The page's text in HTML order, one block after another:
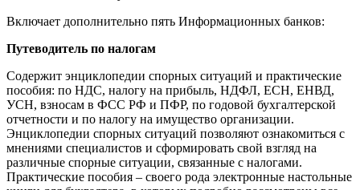
Включает дополнительно пять Информационных банков:
Путеводитель по налогам
Содержит энциклопедии спорных ситуаций и практические
пособия: по НДС, налогу на прибыль, НДФЛ, ЕСН, ЕНВД,
УСН, взносам в ФСС РФ и ПФР, по годовой бухгалтерской
отчетности и по налогу на имущество организации.
Энциклопедии спорных ситуаций позволяют ознакомиться с
мнениями специалистов и сформировать свой взгляд на
различные спорные ситуации, связанные с налогами.
Практические пособия – своего рода электронные настольные